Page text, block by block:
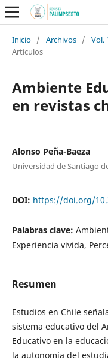
Inicio / Archivos / Vol.
Artículos
Ambiente
en revistas
Alonso Peña-Baeza
Universidad de Santiago
DOI: https://doi.org/
Palabras clave:
Experiencia vivida,
Resumen
Estudios en Chile
sistema educativo del
Educativo en la
la autonomía del